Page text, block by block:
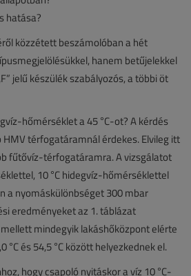
hatása?
közzétett beszámolóban a hét
hanem betűjelekkel
jelű készülék szabályozós, a többi öt
hőmérséklet a 45 °C-ot? A kérdés
térfogatáramnál érdekes. Elvileg itt
fűtővíz-térfogatáramra. A vizsgálatot
10 °C hidegvíz-hőmérséklettel
a nyomáskülönbséget 300 mbar
eredményeket az 1. táblázat
mindegyik lakáshőközpont elérte
°C és 54,5 °C között helyezkednek el.
hogy csapoló nyitáskor a víz 10 °C-